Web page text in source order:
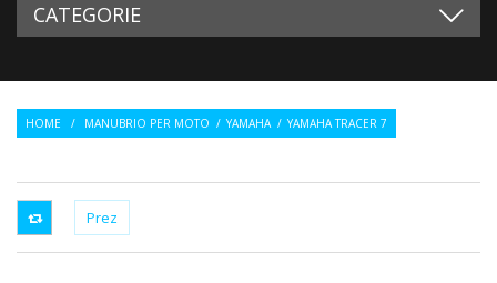
CATEGORIE
HOME / MANUBRIO PER MOTO / YAMAHA / YAMAHA TRACER 7